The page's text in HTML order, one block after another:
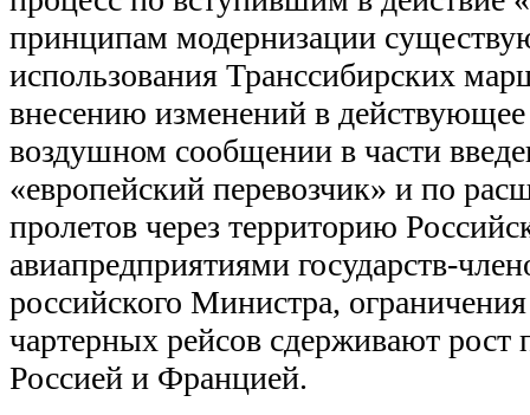
принципам модернизации
использования Транссибирских
внесению изменений в
воздушном сообщении в части
«европейский перевозчик» и по
пролетов через территорию
авиапредприятиями государств-
российского Министра,
чартерных рейсов сдерживают рост
Россией и Францией.